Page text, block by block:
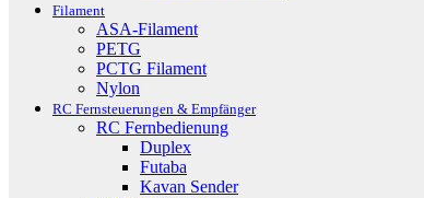
Filament
ASA-Filament
PETG
PCTG Filament
Nylon
RC Fernsteuerungen & Empfänger
RC Fernbedienung
Duplex
Futaba
Kavan Sender